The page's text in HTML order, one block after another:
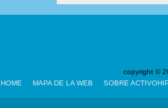
copyright ©
HOME
MAPA DE LA WEB SOBRE